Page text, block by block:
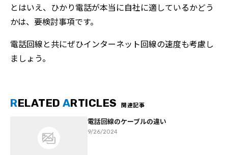
とはいえ、ひかり電話が本当に自社に適しているかどう
かは、要検討事項です。
電話回線と共にぜひインターネット回線の速度も考慮し
ましょう。
RELATED ARTICLES 関連記事
電話回線のケーブルの違い
9/26/2024